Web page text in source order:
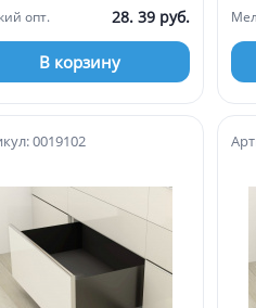
опт. 28. 39 руб.
В корзину
0019102